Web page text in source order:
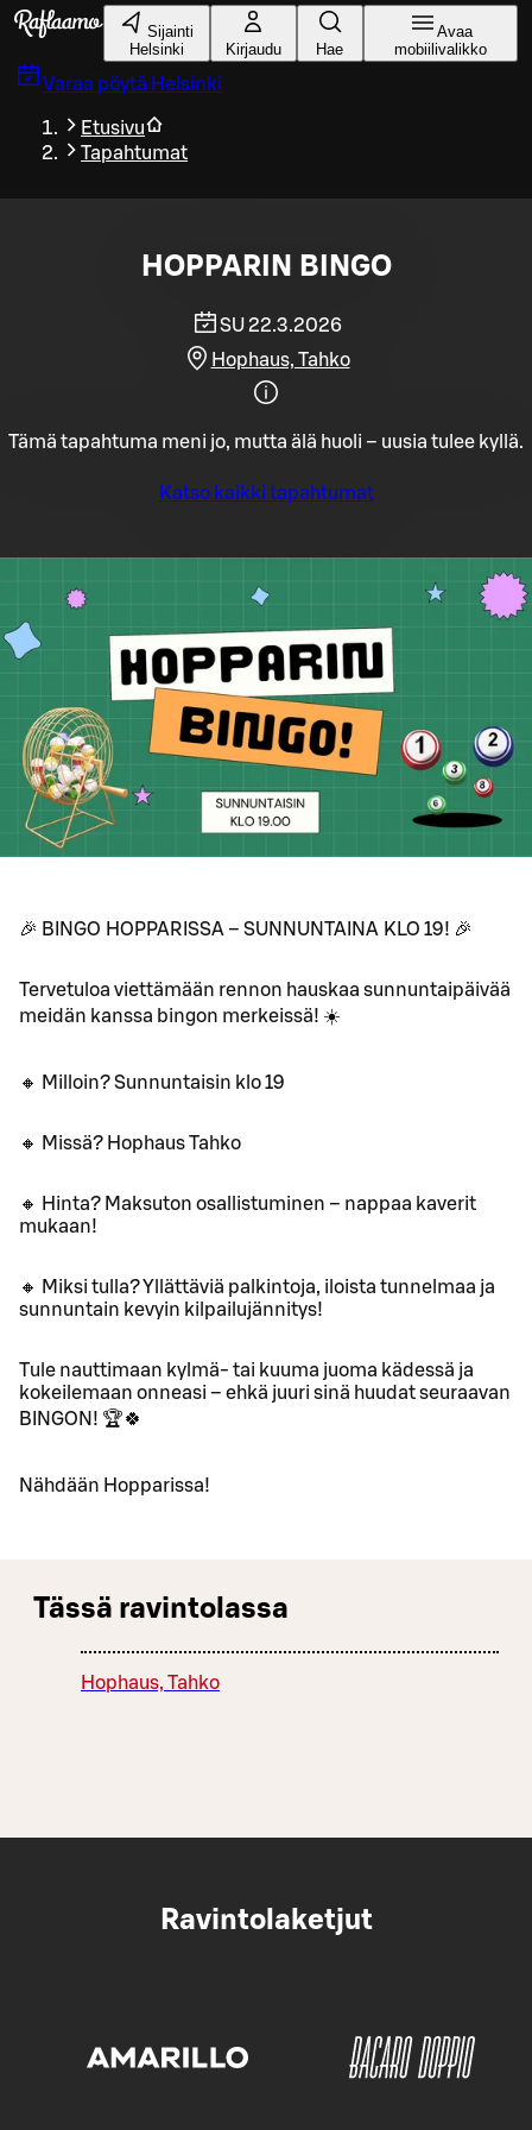
Siirry pääsisältöön
Sijainti
Helsinki
Kirjaudu Hae
Avaa
mobiilivalikko
Varaa pöytä Helsinki
Etusivu
Tapahtumat
HOPPARIN BINGO
SU 22.3.2026
Hophaus, Tahko
Tämä tapahtuma meni jo, mutta älä huoli – uusia tulee kyllä.
Katso kaikki tapahtumat
🎉 BINGO HOPPARISSA – SUNNUNTAINA KLO 19! 🎉
Tervetuloa viettämään rennon hauskaa sunnuntaipäivää
meidän kanssa bingon merkeissä! ☀️
🔸 Milloin? Sunnuntaisin klo 19
🔸 Missä? Hophaus Tahko
🔸 Hinta? Maksuton osallistuminen – nappaa kaverit
mukaan!
🔸 Miksi tulla? Yllättäviä palkintoja, iloista tunnelmaa ja
sunnuntain kevyin kilpailujännitys!
Tule nauttimaan kylmä- tai kuuma juoma kädessä ja
kokeilemaan onneasi – ehkä juuri sinä huudat seuraavan
BINGON! 🏆🍀
Nähdään Hopparissa!
Tässä ravintolassa
Hophaus, Tahko
Ravintolaketjut